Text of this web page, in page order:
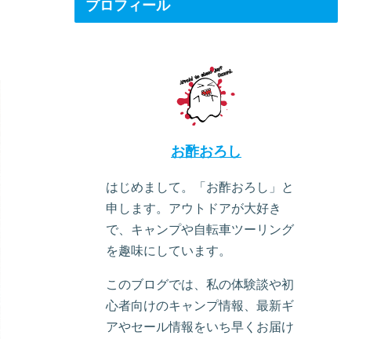
プロフィール
お酢おろし
はじめまして。「お酢おろし」と
申します。アウトドアが大好き
で、キャンプや自転車ツーリング
を趣味にしています。
このブログでは、私の体験談や初
心者向けのキャンプ情報、最新ギ
アやセール情報をいち早くお届け